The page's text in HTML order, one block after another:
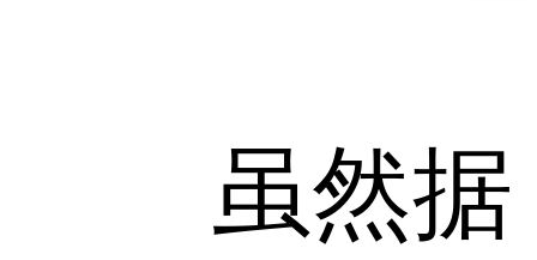
虽然据